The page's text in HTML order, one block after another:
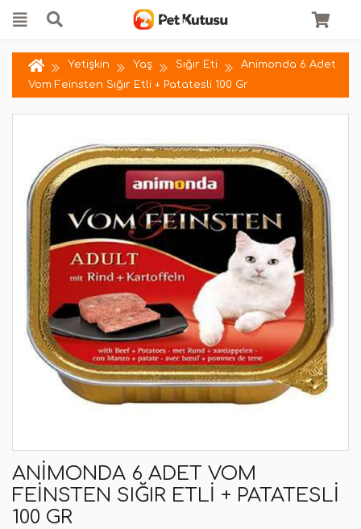
Yetişkin Yaş Sığır Eti
Animonda 6 Adet
Vom Feinsten Sığır Etli + Patatesli 100 Gr
ANIMONDA 6 ADET VOM
FEINSTEN SIĞIR ETLI + PATATESLI
100 GR